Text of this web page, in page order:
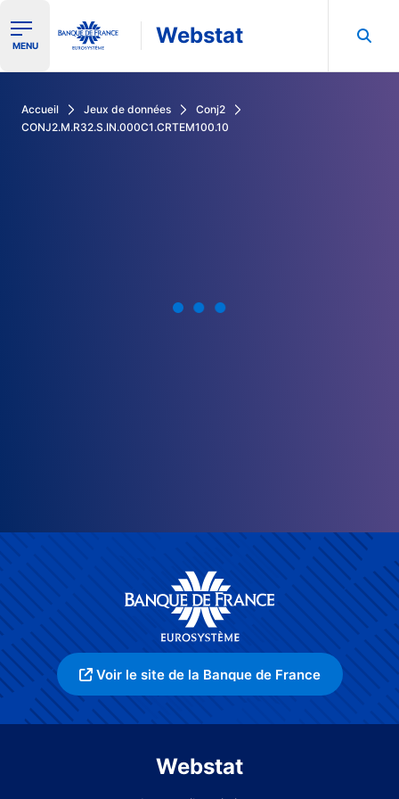
Ouvrir le menu de navigation
MENU Webstat
Accueil Jeux de données
Conj2
CONJ2.M.R32.S.IN.000C1.CRTEM100.10
Voir le site de la Banque de France
Webstat